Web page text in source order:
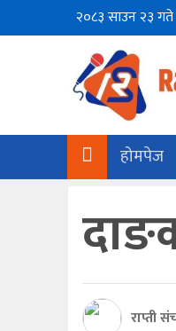
२०८३ साउन २३
होमपेज
राप्ती